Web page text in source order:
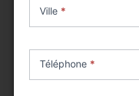
Ville *
Téléphone *